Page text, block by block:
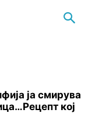
ја смирува
кој